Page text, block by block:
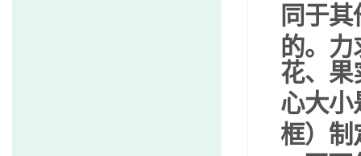
同于
的。
花、果
心大小
框）制